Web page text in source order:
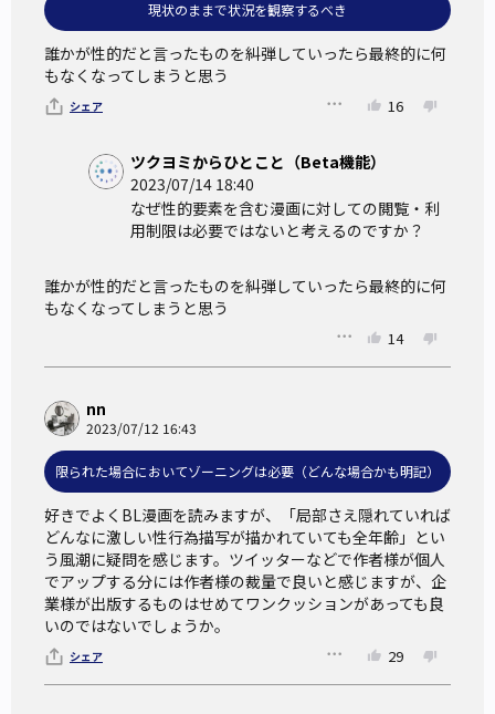
現状のままで状況を観察するべき
誰かが性的だと言ったものを糾弾していったら最終的に何
もなくなってしまうと思う
シェア 16
ツクヨミからひとこと（Beta機能）
2023/07/14 18:40
なぜ性的要素を含む漫画に対しての閲覧・利
用制限は必要ではないと考えるのですか？
誰かが性的だと言ったものを糾弾していったら最終的に何
もなくなってしまうと思う
14
nn
2023/07/12 16:43
限られた場合においてゾーニングは必要（どんな場合かも明記）
好きでよくBL漫画を読みますが、「局部さえ隠れていれば
どんなに激しい性行為描写が描かれていても全年齢」とい
う風潮に疑問を感じます。ツイッターなどで作者様が個人
でアップする分には作者様の裁量で良いと感じますが、企
業様が出版するものはせめてワンクッションがあっても良
いのではないでしょうか。
シェア 29